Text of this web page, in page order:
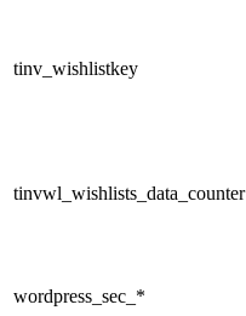
tinv_wishlistkey
tinvwl_wishlists_data_counter
wordpress_sec_*